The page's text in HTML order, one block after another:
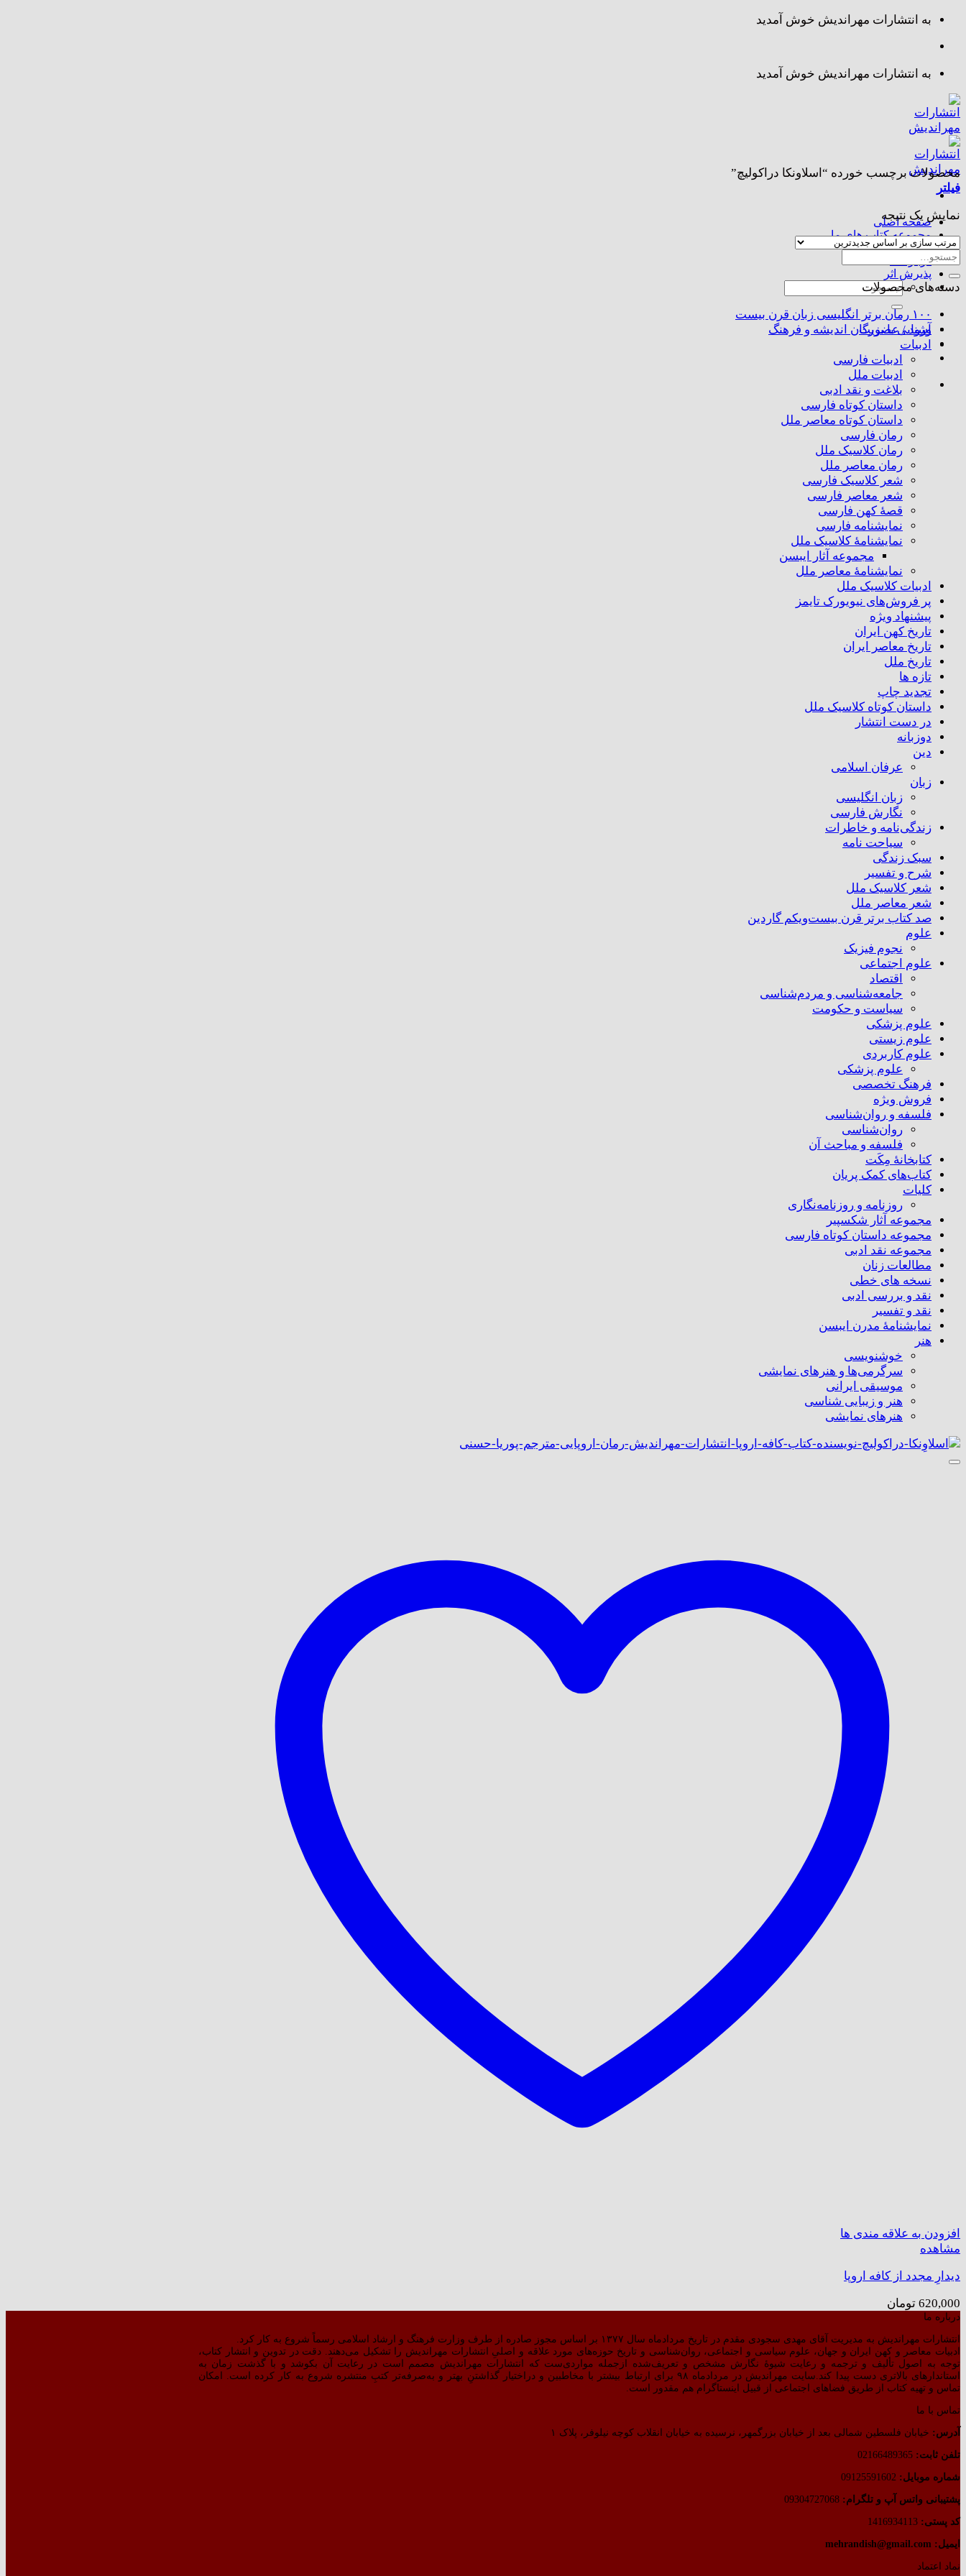
Skip
content
به انتشارات مهراندیش خوش آمدید
به انتشارات مهراندیش خوش آمدید
صفحه اصلی
مجموعه کتاب های ما
تماس با ما
درباره ما
پذیرش اثر
جستجو
برای:
ورود / عضویت
محصولات برچسب خورده “اسلاونکا دراکولیچ”
فیلتر
نمایش یک نتیجه
جستجو
برای:
دسته‌های محصولات
۱۰۰ رمان برتر انگلیسی زبان قرن بیست
آشنایی با بزرگان اندیشه و فرهنگ
ادبیات
ادبیات فارسی
ادبیات ملل
بلاغت و نقد ادبی
داستان کوتاه فارسی
داستان کوتاه معاصر ملل
رمان فارسی
رمان کلاسیک ملل
رمان معاصر ملل
شعر کلاسیک فارسی
شعر معاصر فارسی
قصهٔ کهن فارسی
نمایشنامه فارسی
نمایشنامهٔ کلاسیک ملل
مجموعه آثار ایبسن
نمایشنامهٔ معاصر ملل
ادبیات کلاسیک ملل
پر فروش‌های نیویورک تایمز
پیشنهاد ویژه
تاریخ کهن ایران
تاریخ معاصر ایران
تاریخ ملل
تازه ها
تجدید چاپ
داستان کوتاه کلاسیک ملل
در دست انتشار
دوزبانه
دین
عرفان اسلامی
زبان
زبان انگلیسی
نگارش فارسی
زندگی‌نامه و خاطرات
سیاحت نامه
سبک زندگی
شرح و تفسیر
شعر کلاسیک ملل
شعر معاصر ملل
صد کتاب برتر قرن بیست‌و‌یکم گاردین
علوم
نجوم فیزیک
علوم اجتماعی
اقتصاد
جامعه‌شناسی و مردم‌شناسی
سیاست و حکومت
علوم پزشکی
علوم زیستی
علوم کاربردی
علوم پزشکی
فرهنگ تخصصی
فروش ویژه
فلسفه و روان‌شناسی
روان‌شناسی
فلسفه و مباحث آن
کتابخانۀ مِکَت
کتاب‌های کمک پریان
کلیات
روزنامه و روزنامه‌نگاری
مجموعه آثار شکسپیر
مجموعه داستان کوتاه فارسی
مجموعه نقد ادبی
مطالعات زنان
نسخه های خطی
نقد و بررسی ادبی
نقد و تفسیر
نمایشنامۀ مدرن ایبسن
هنر
خوشنویسی
سرگرمی‌ها و هنرهای نمایشی
موسیقی ایرانی
هنر و زیبایی شناسی
هنر‌های نمایشی
افزودن به علاقه مندی ها
مشاهده
دیدارِ مجدد از کافه اروپا
620,000 تومان
درباره ما
انتشارات مهراندیش به مدیریت آقای مهدی سجودی مقدم در تاریخ مردادماه سال ۱۳۷۷ بر اساس مجوز صادره از طرف وزارت فرهنگ و ارشاد اسلامی رسماً شروع به کار کرد.
ادبیات معاصر و کهن ایران و جهان، علوم سیاسی و اجتماعی، روان‌شناسی و تاریخ حوزه‌های مورد علاقه و اصلیِ انتشارات مهراندیش را تشکیل می‌دهند. دقت در تدوین و انتشار کتاب،‌
توجه به اصول تألیف و ترجمه و رعایت شیوهٔ نگارش مشخص و تعریف‌شده ازجمله مواردی‌ست که انتشارات مهراندیش مصمم است در رعایت آن بکوشد و با گذشت زمان به
استاندارهای بالاتری دست پیدا کند.سایت مهراندیش در مردادماه ۹۸ برای ارتباط بیشتر با مخاطبین و دراختیار گذاشتنِ بهتر و به‌صرفه‌تر کتبِ منتشره شروع به کار کرده است. امکان
تماس و تهیه کتاب از طریق فضاهای اجتماعی از قبیل اینستاگرام هم مقدور است.
تماس با ما
آدرس: خیابان فلسطین شمالی بعد از خیابان بزرگمهر، نرسیده به خیابان انقلاب کوچه نیلوفر، پلاک ۱
تلفن ثابت:
شماره موبایل:
پشتیبانی واتس آپ و تلگرام:
کد پستی:
ایمیل: mehrandish@gmail.com
نماد اعتماد